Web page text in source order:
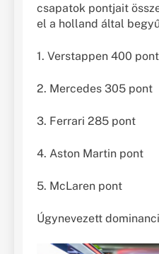
csapatok pontjait
el a holland által
1. Verstappen 400 pont
2. Mercedes 305 pont
3. Ferrari 285 pont
4. Aston Martin pont
5. McLaren pont
Úgynevezett